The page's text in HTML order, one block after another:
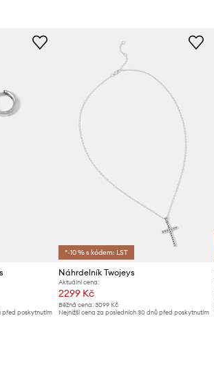
před poskytnutím
*-10 % s kódem: LST
Náhrdelník Twojeys
Aktuální cena:
2299 Kč
Běžná cena: 3099 Kč
Nejnižší cena za posledních 30 dnů před poskytnutím